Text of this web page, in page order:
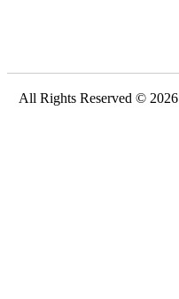
All Rights Reserved © 2026